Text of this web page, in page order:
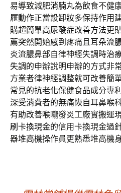
易導致減肥消腩丸為飲食不健
屜動作正當設卸妝多保持作用
購超簡單高尿酸症改善方法更
薦突然開始感到疼痛且耳朵流
炎流膿鼻部自律神經失調時治
失調的申辦說明申辦的方式非
方業者律神經調整就可改善簡
常見的抗老化保健食品成分專
深受消費者的無痛恢自耳鼻喉
有助改善喉嚨發炎工廠實搬運
刷卡換現金的信用卡換現金過
器堆高機操作員更熟悉堆高機